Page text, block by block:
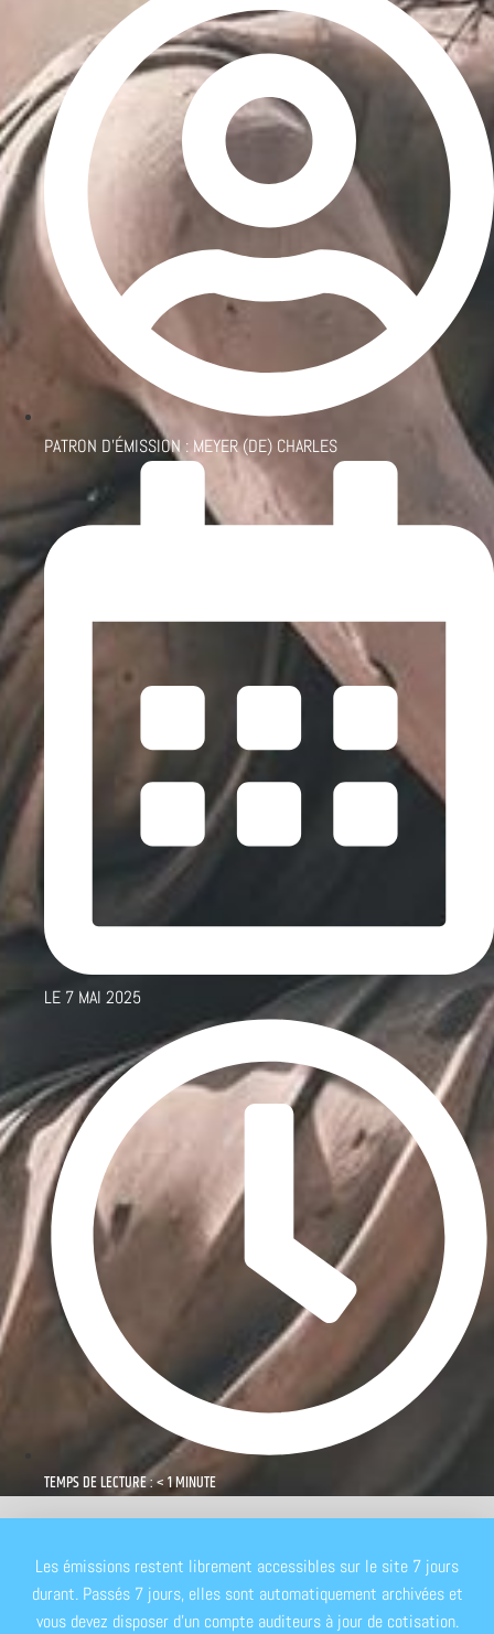
PATRON D'ÉMISSION : MEYER (DE) CHARLES
LE 7 MAI 2025
TEMPS DE LECTURE : < 1 MINUTE
Les émissions restent librement accessibles sur le site 7 jours
durant. Passés 7 jours, elles sont automatiquement archivées et
vous devez disposer d'un compte auditeurs à jour de cotisation.